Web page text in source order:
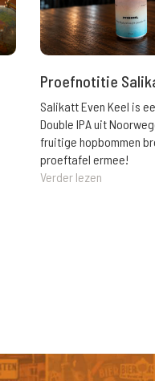
Proefnotitie
Salikatt Even Keel is
Double IPA uit
fruitige hopbommen
proeftafel ermee!
Verder lezen